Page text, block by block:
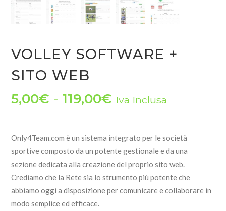
VOLLEY SOFTWARE +
SITO WEB
5,00€ - 119,00€ Fascia
da
5,00€
a
119,00€
Iva Inclusa
Only4Team.com è un sistema integrato per le società
sportive composto da un potente gestionale e da una
sezione dedicata alla creazione del proprio sito web.
Crediamo che la Rete sia lo strumento più potente che
abbiamo oggi a disposizione per comunicare e collaborare in
modo semplice ed efficace.